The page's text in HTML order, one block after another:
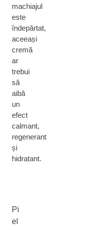
machiajul
este
îndepărtat,
aceeași
cremă
ar
trebui
să
aibă
un
efect
calmant,
regenerant
și
hidratant.
Pi
el